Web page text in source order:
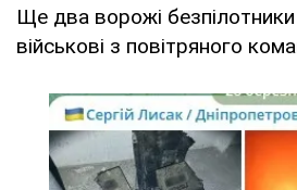
Ще два ворожі
вiйськовi з повiтряного